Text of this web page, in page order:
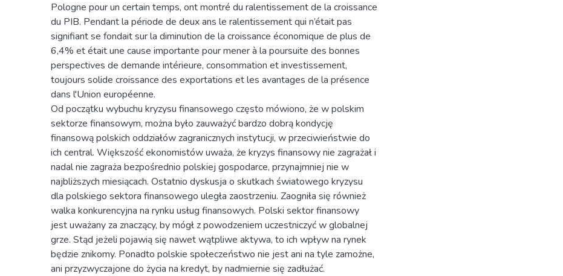
Pologne pour un certain temps, ont montré du ralentissement de la croissance
du PIB. Pendant la période de deux ans le ralentissement qui n’était pas
signifiant se fondait sur la diminution de la croissance économique de plus de
6,4% et était une cause importante pour mener à la poursuite des bonnes
perspectives de demande intérieure, consommation et investissement,
toujours solide croissance des exportations et les avantages de la présence
dans l'Union européenne.
Od początku wybuchu kryzysu finansowego często mówiono, że w polskim
sektorze finansowym, można było zauważyć bardzo dobrą kondycję
finansową polskich oddziałów zagranicznych instytucji, w przeciwieństwie do
ich central. Większość ekonomistów uważa, że kryzys finansowy nie zagrażał i
nadal nie zagraża bezpośrednio polskiej gospodarce, przynajmniej nie w
najbliższych miesiącach. Ostatnio dyskusja o skutkach światowego kryzysu
dla polskiego sektora finansowego uległa zaostrzeniu. Zaogniła się również
walka konkurencyjna na rynku usług finansowych. Polski sektor finansowy
jest uważany za znaczący, by mógł z powodzeniem uczestniczyć w globalnej
grze. Stąd jeżeli pojawią się nawet wątpliwe aktywa, to ich wpływ na rynek
będzie znikomy. Ponadto polskie społeczeństwo nie jest ani na tyle zamożne,
ani przyzwyczajone do życia na kredyt, by nadmiernie się zadłużać.